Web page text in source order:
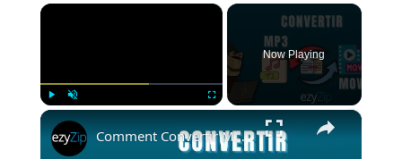
×
Now Playing
×
Comment Convertir MP3 en MOV en Ligne (Guide Simple)